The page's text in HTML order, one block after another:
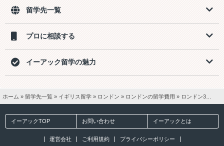
留学先一覧
プロに相談する
イーアック留学の魅力
ホーム » 留学先一覧 » イギリス留学 » ロンドン » ロンドンの留学費用 » ロンドン3週間留学【一般英語15ホームステイ2食付き】費用
イーアックTOP お問い合わせ イーアックとは
運営会社 ご利用規約 プライバシーポリシー